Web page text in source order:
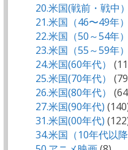
20.米国(戦前・戦中）
21.米国（46〜49年）
22.米国（50～54年）
23.米国（55～59年）
24.米国(60年代）
25.米国(70年代）
26.米国(80年代）
27.米国(90年代)
31.米国(00年代)
34.米国（10年代以降